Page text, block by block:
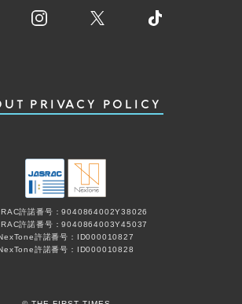
PRIVACY POLICY
許諾番号：9040864002Y38026
許諾番号：9040864003Y45037
許諾番号：ID000010827
許諾番号：ID000010828